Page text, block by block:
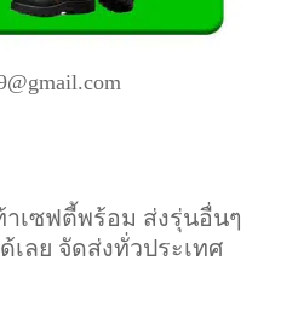
าเซฟตี้พร้อม ส่งรุ่นอื่นๆ
เลย จัดส่งทั่วประเทศ